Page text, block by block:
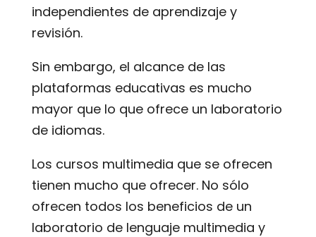
independientes de aprendizaje y
revisión.
Sin embargo, el alcance de las
plataformas educativas es mucho
mayor que lo que ofrece un laboratorio
de idiomas.
Los cursos multimedia que se ofrecen
tienen mucho que ofrecer. No sólo
ofrecen todos los beneficios de un
laboratorio de lenguaje multimedia y